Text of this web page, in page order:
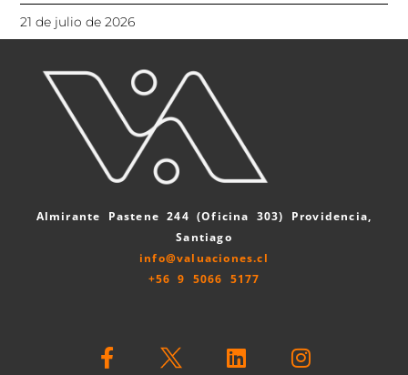
21 de julio de 2026
Almirante Pastene 244 (Oficina 303) Providencia,
Santiago
info@valuaciones.cl
+56 9 5066 5177
a i n